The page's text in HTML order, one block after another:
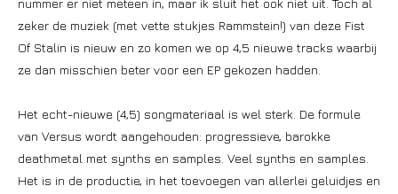
nummer er niet meteen in, maar ik sluit het ook niet uit. Toch al
zeker de muziek (met vette stukjes Rammstein!) van deze Fist
Of Stalin is nieuw en zo komen we op 4,5 nieuwe tracks waarbij
ze dan misschien beter voor een EP gekozen hadden.
Het echt-nieuwe (4,5) songmateriaal is wel sterk. De formule
van Versus wordt aangehouden: progressieve, barokke
deathmetal met synths en samples. Veel synths en samples.
Het is in de productie, in het toevoegen van allerlei geluidjes en